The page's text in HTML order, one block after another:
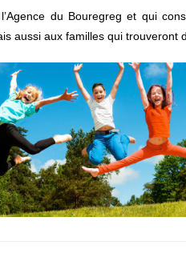
du Bouregreg et qui
aussi aux familles qui